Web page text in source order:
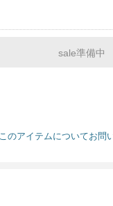
sale準備中
このアイテムについてお問